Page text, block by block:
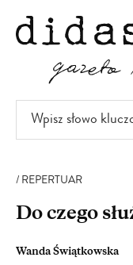
DO
TREŚCI
Wpisz
słowo
REPERTUAR
Do czego
Wanda Świątkowska